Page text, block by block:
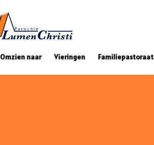
Omzien naar Vieringen Familiepastoraat